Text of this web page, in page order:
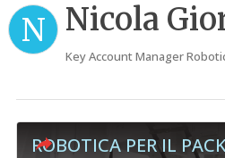
N Nicola
Key Account Manager
ROBOTICA PER IL